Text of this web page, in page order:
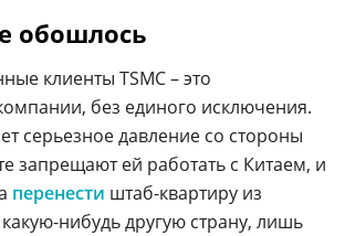
обошлось
клиенты TSMC – это
без единого исключения.
серьезное давление со стороны
запрещают ей работать с Китаем, и
перенести штаб-квартиру из
нибудь другую страну, лишь